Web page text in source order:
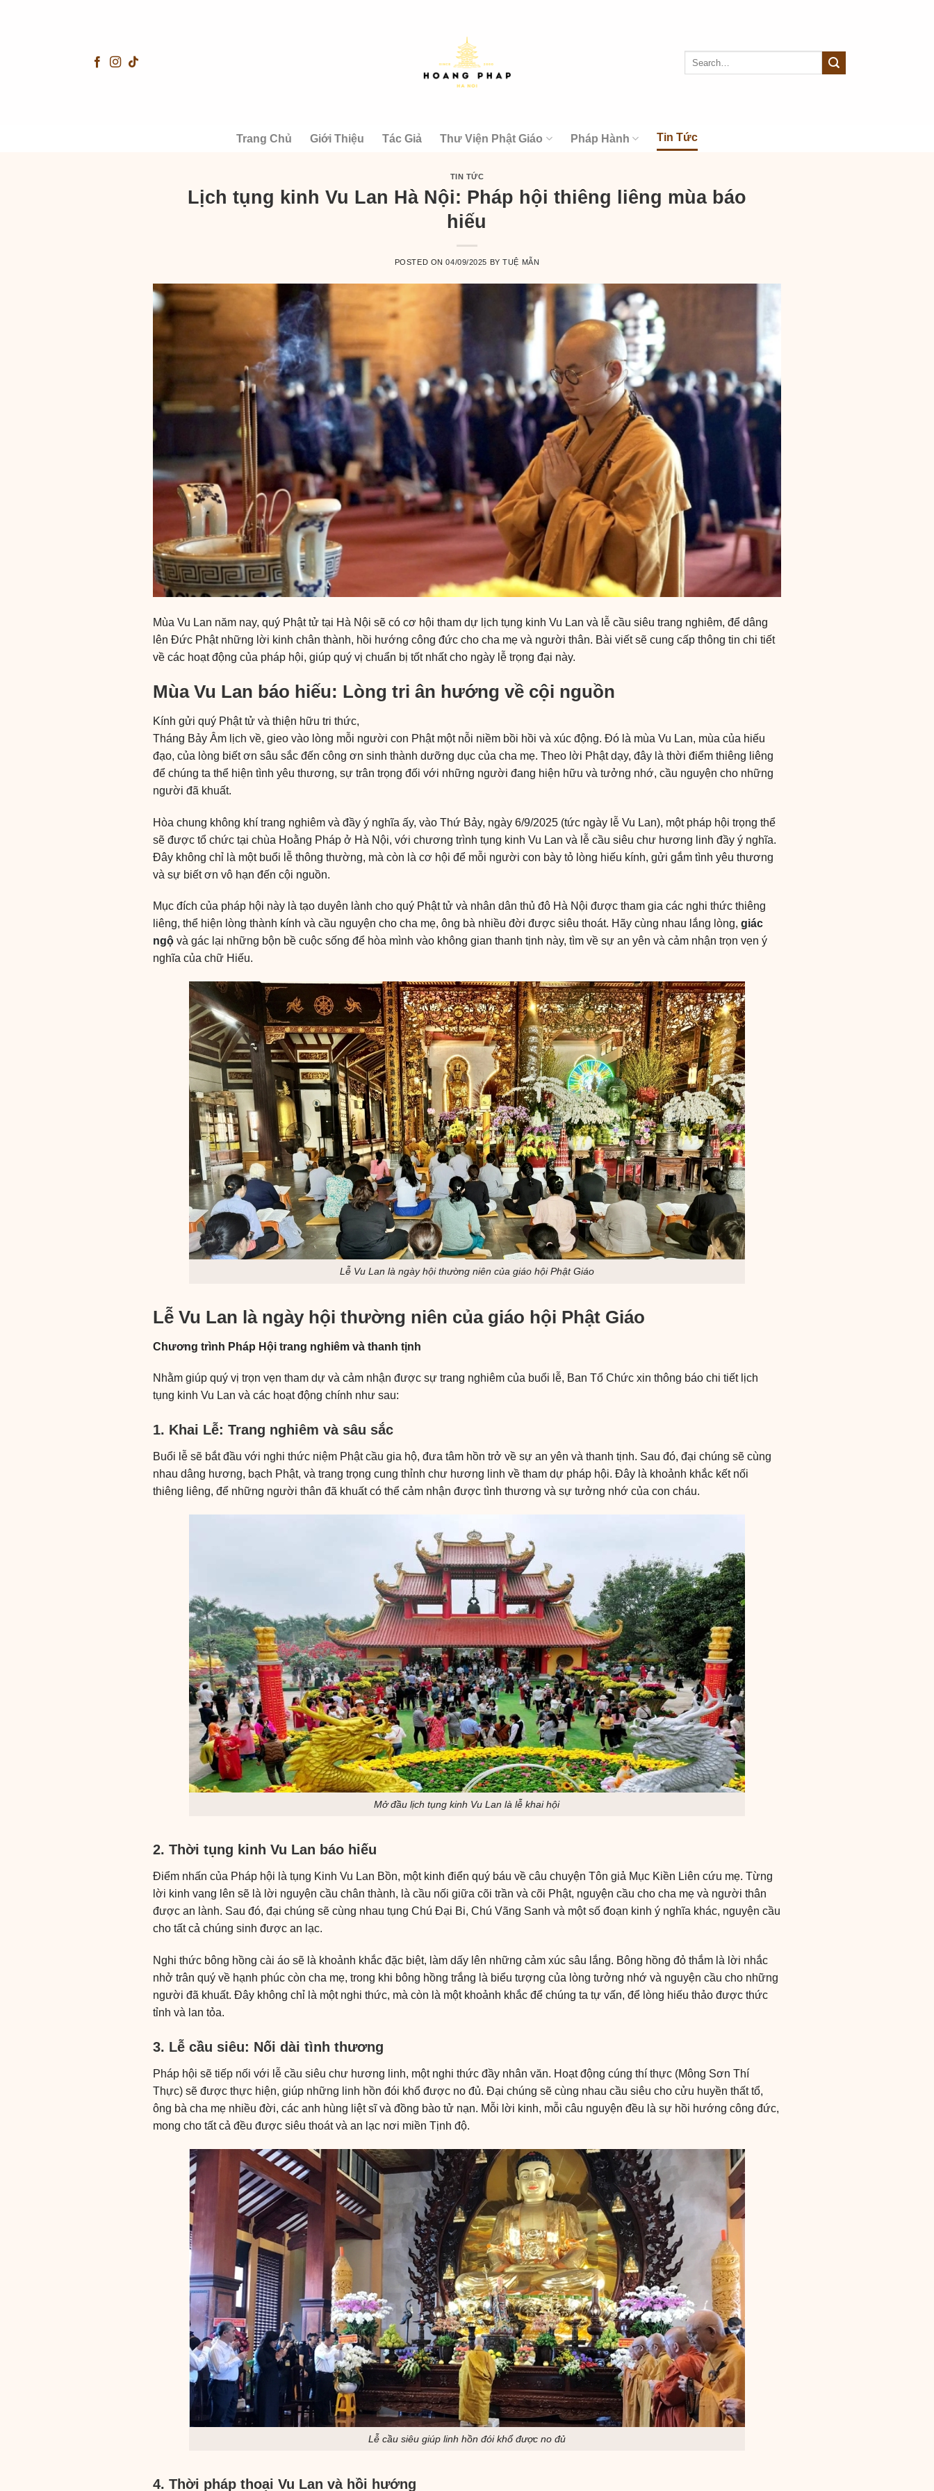
Trang Chủ Giới Thiệu Tác Giả Thư Viện Phật Giáo Pháp Hành Tin Tức
TIN TỨC
Lịch tụng kinh Vu Lan Hà Nội: Pháp hội thiêng liêng mùa báo
hiếu
POSTED ON04/09/2025 BYTUỆ MẪN
Mùa Vu Lan năm nay, quý Phật tử tại Hà Nội sẽ có cơ hội tham dự lịch tụng kinh Vu Lan và lễ cầu siêu trang nghiêm, để dâng
lên Đức Phật những lời kinh chân thành, hồi hướng công đức cho cha mẹ và người thân. Bài viết sẽ cung cấp thông tin chi tiết
về các hoạt động của pháp hội, giúp quý vị chuẩn bị tốt nhất cho ngày lễ trọng đại này.
Mùa Vu Lan báo hiếu: Lòng tri ân hướng về cội nguồn
Kính gửi quý Phật tử và thiện hữu tri thức,
Tháng Bảy Âm lịch về, gieo vào lòng mỗi người con Phật một nỗi niềm bồi hồi và xúc động. Đó là mùa Vu Lan, mùa của hiếu
đạo, của lòng biết ơn sâu sắc đến công ơn sinh thành dưỡng dục của cha mẹ. Theo lời Phật dạy, đây là thời điểm thiêng liêng
để chúng ta thể hiện tình yêu thương, sự trân trọng đối với những người đang hiện hữu và tưởng nhớ, cầu nguyện cho những
người đã khuất.
Hòa chung không khí trang nghiêm và đầy ý nghĩa ấy, vào Thứ Bảy, ngày 6/9/2025 (tức ngày lễ Vu Lan), một pháp hội trọng thể
sẽ được tổ chức tại chùa Hoằng Pháp ở Hà Nội, với chương trình tụng kinh Vu Lan và lễ cầu siêu chư hương linh đầy ý nghĩa.
Đây không chỉ là một buổi lễ thông thường, mà còn là cơ hội để mỗi người con bày tỏ lòng hiếu kính, gửi gắm tình yêu thương
và sự biết ơn vô hạn đến cội nguồn.
Mục đích của pháp hội này là tạo duyên lành cho quý Phật tử và nhân dân thủ đô Hà Nội được tham gia các nghi thức thiêng
liêng, thể hiện lòng thành kính và cầu nguyện cho cha mẹ, ông bà nhiều đời được siêu thoát. Hãy cùng nhau lắng lòng,giác
ngộ và gác lại những bộn bề cuộc sống để hòa mình vào không gian thanh tịnh này, tìm về sự an yên và cảm nhận trọn vẹn ý
nghĩa của chữ Hiếu.
Lễ Vu Lan là ngày hội thường niên của giáo hội Phật Giáo
Lễ Vu Lan là ngày hội thường niên của giáo hội Phật Giáo
Chương trình Pháp Hội trang nghiêm và thanh tịnh
Nhằm giúp quý vị trọn vẹn tham dự và cảm nhận được sự trang nghiêm của buổi lễ, Ban Tổ Chức xin thông báo chi tiết lịch
tụng kinh Vu Lan và các hoạt động chính như sau:
1. Khai Lễ: Trang nghiêm và sâu sắc
Buổi lễ sẽ bắt đầu với nghi thức niệm Phật cầu gia hộ, đưa tâm hồn trở về sự an yên và thanh tịnh. Sau đó, đại chúng sẽ cùng
nhau dâng hương, bạch Phật, và trang trọng cung thỉnh chư hương linh về tham dự pháp hội. Đây là khoảnh khắc kết nối
thiêng liêng, để những người thân đã khuất có thể cảm nhận được tình thương và sự tưởng nhớ của con cháu.
Mở đầu lịch tụng kinh Vu Lan là lễ khai hội
2. Thời tụng kinh Vu Lan báo hiếu
Điểm nhấn của Pháp hội là tụng Kinh Vu Lan Bồn, một kinh điển quý báu về câu chuyện Tôn giả Mục Kiền Liên cứu mẹ. Từng
lời kinh vang lên sẽ là lời nguyện cầu chân thành, là cầu nối giữa cõi trần và cõi Phật, nguyện cầu cho cha mẹ và người thân
được an lành. Sau đó, đại chúng sẽ cùng nhau tụng Chú Đại Bi, Chú Vãng Sanh và một số đoạn kinh ý nghĩa khác, nguyện cầu
cho tất cả chúng sinh được an lạc.
Nghi thức bông hồng cài áo sẽ là khoảnh khắc đặc biệt, làm dấy lên những cảm xúc sâu lắng. Bông hồng đỏ thắm là lời nhắc
nhở trân quý về hạnh phúc còn cha mẹ, trong khi bông hồng trắng là biểu tượng của lòng tưởng nhớ và nguyện cầu cho những
người đã khuất. Đây không chỉ là một nghi thức, mà còn là một khoảnh khắc để chúng ta tự vấn, để lòng hiếu thảo được thức
tỉnh và lan tỏa.
3. Lễ cầu siêu: Nối dài tình thương
Pháp hội sẽ tiếp nối với lễ cầu siêu chư hương linh, một nghi thức đầy nhân văn. Hoạt động cúng thí thực (Mông Sơn Thí
Thực) sẽ được thực hiện, giúp những linh hồn đói khổ được no đủ. Đại chúng sẽ cùng nhau cầu siêu cho cửu huyền thất tổ,
ông bà cha mẹ nhiều đời, các anh hùng liệt sĩ và đồng bào tử nạn. Mỗi lời kinh, mỗi câu nguyện đều là sự hồi hướng công đức,
mong cho tất cả đều được siêu thoát và an lạc nơi miền Tịnh độ.
Lễ cầu siêu giúp linh hồn đói khổ được no đủ
4. Thời pháp thoại Vu Lan và hồi hướng